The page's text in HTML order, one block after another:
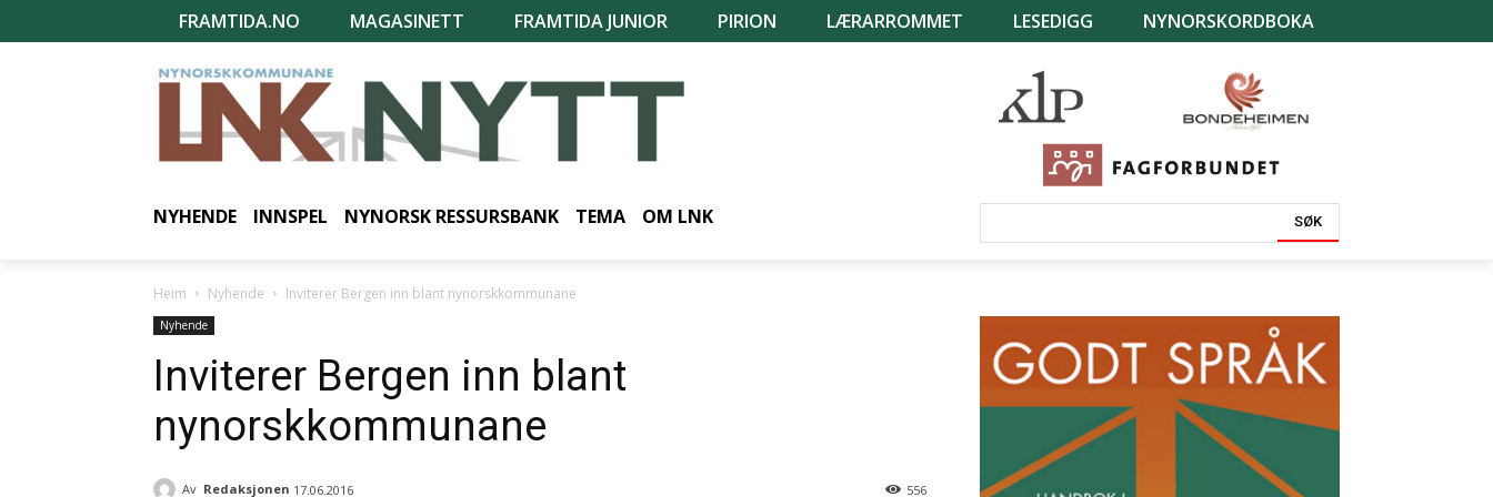
FRAMTIDA.NO MAGASINETT FRAMTIDA JUNIOR PIRION LÆRARROMMET LESEDIGG NYNORSKORDBOKA
NYHENDE INNSPEL NYNORSK RESSURSBANK TEMA OM LNK SØK
Heim Nyhende Inviterer Bergen inn blant nynorskkommunane
Nyhende
Inviterer Bergen inn blant
nynorskkommunane
Av Redaksjonen 17.06.2016 556